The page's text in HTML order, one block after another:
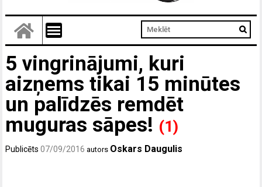
5 vingrinājumi, kuri
aizņems tikai 15 minūtes
un palīdzēs remdēt
muguras sāpes! (1)
Publicēts07/09/2016 autors Oskars Daugulis